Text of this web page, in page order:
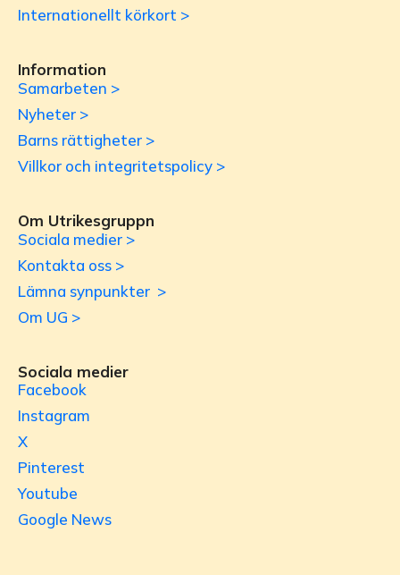
Internationellt körkort >
Information
Samarbeten >
Nyheter >
Barns rättigheter >
Villkor och integritetspolicy >
Om Utrikesgruppn
Sociala medier >
Kontakta oss >
Lämna synpunkter >
Om UG >
Sociala medier
Facebook
Instagram
X
Pinterest
Youtube
Google News